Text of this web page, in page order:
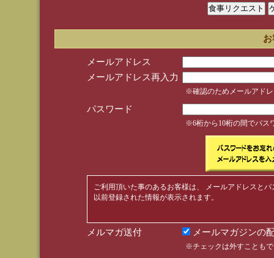
メールアドレス
メールアドレス再入力
※確認のためメールアド
パスワード
※6桁から10桁の間でパス
ご利用頂いた事のあるお客様は、 メールアドレスと
以前登録された情報が表示されます。
メルマガ送付 メールマガジンの
※チェックは外すことも